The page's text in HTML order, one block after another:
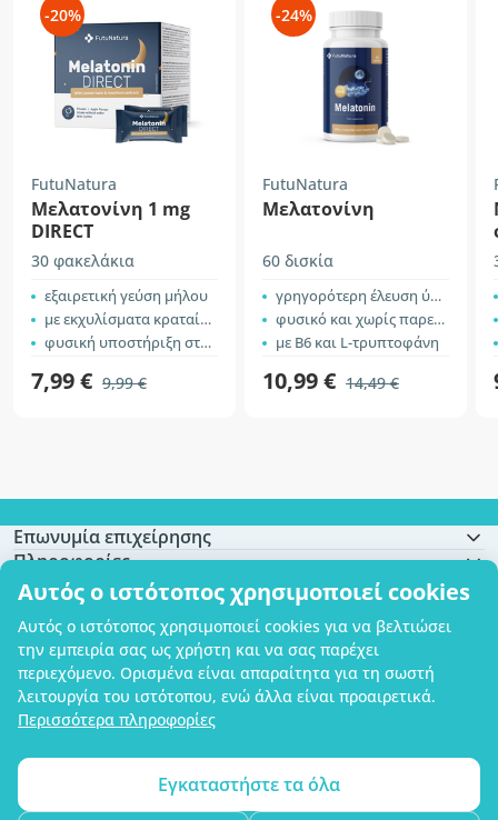
Αυτός ο ιστότοπος χρησιμοποιεί cookies
Αυτός ο ιστότοπος χρησιμοποιεί cookies για να βελτιώσει
την εμπειρία σας ως χρήστη και να σας παρέχει
περιεχόμενο. Ορισμένα είναι απαραίτητα για τη σωστή
λειτουργία του ιστότοπου, ενώ άλλα είναι προαιρετικά.
Περισσότερα πληροφορίες
Εγκαταστήστε τα όλα
-20%
FutuNatura
Μελατονίνη 1 mg
DIRECT
30 φακελάκια
εξαιρετική γεύση μήλου
με εκχυλίσματα κραταίγου και μελισσόχορτου
φυσική υποστήριξη στον ύπνο
7,99 € 9,99 €
-24%
FutuNatura
Μελατονίνη
60 δισκία
γρηγορότερη έλευση ύπνου
φυσικό και χωρίς παρενέργειες
με B6 και L-τρυπτοφάνη
10,99 € 14,49 €
Επωνυμία επιχείρησης
Πληροφορίες
Γίνετε μέλος
Βοήθεια και παραγγελίες
Δυνατότητα πληρωμής με κάρτα. Εγγυημένη προστασία των προσωπικών
σας δεδομένων μέσω κρυπτογράφησης SSL.
Χάρτης ιστότοπουΧρήση των cookiesΡυθμίσεις cookies